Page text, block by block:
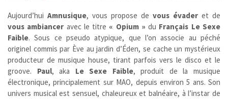
Aujourd’hui Amnusique, vous propose de vous évader et de
vous ambiancer avec le titre « Opium » du Français Le Sexe
Faible. Sous ce pseudo atypique, que l’on associe au péché
originel commis par Ève au jardin d’Éden, se cache un mystérieux
producteur de musique house, tirant parfois vers le disco et le
groove. Paul, aka Le Sexe Faible, produit de la musique
électronique, principalement sur MAO, depuis environ 5 ans. Son
univers musical est sensuel, chaleureux et balnéaire, à l’instar de